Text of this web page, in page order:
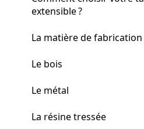
extensible ?
La matière de fabrication
Le bois
Le métal
La résine tressée